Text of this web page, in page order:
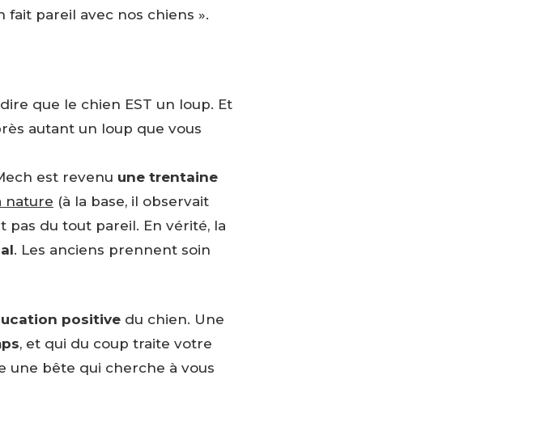
fait pareil avec nos chiens ».
que le chien EST un loup. Et
autant un loup que vous
est revenu une trentaine
nature (à la base, il observait
pas du tout pareil. En vérité, la
. Les anciens prennent soin
positive du chien. Une
, et qui du coup traite votre
une bête qui cherche à vous